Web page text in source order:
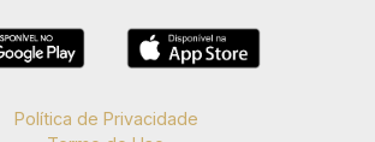
Política de Privacidade